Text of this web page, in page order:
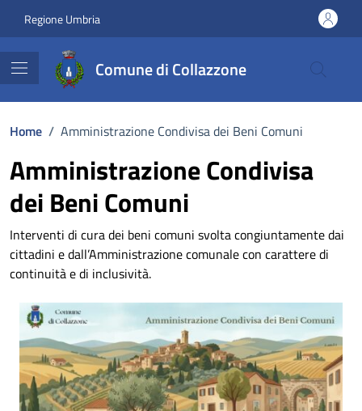
Regione Umbria
Comune di Collazzone
Home / Amministrazione Condivisa dei Beni Comuni
Amministrazione Condivisa
dei Beni Comuni
Interventi di cura dei beni comuni svolta congiuntamente dai
cittadini e dall’Amministrazione comunale con carattere di
continuità e di inclusività.